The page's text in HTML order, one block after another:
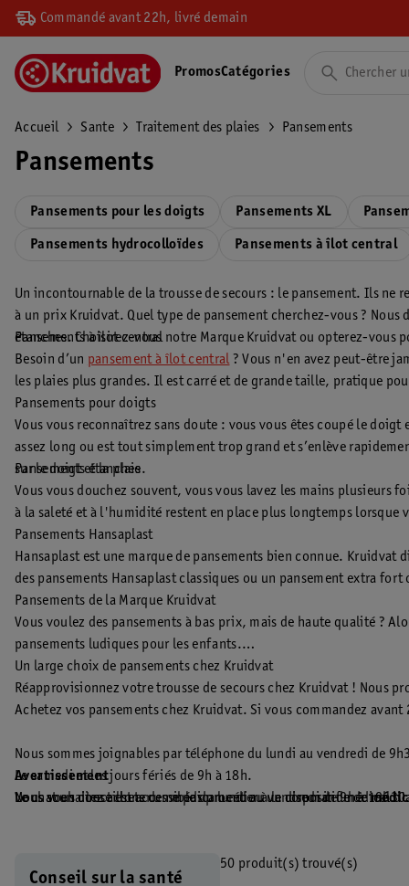
Commandé avant 22h, livré demain
PromosCatégories
Accueil Sante Traitement des plaies Pansements
Pansements
Pansements pour les doigts Pansements XL
Pansements hydrocolloïdes Pansements à îlot central
Un incontournable de la trousse de secours : le pansement. Ils ne
à un prix Kruidvat. Quel type de pansement cherchez-vous ?
étanches. Choisirez-vous notre Marque Kruidvat ou opterez-vous
Pansements à îlot central
Besoin d’un pansement à îlot central ? Vous n'en avez peut-être
les plaies plus grandes. Il est carré et de grande taille, pratique
Pansements pour doigts
Vous vous reconnaîtrez sans doute : vous vous êtes coupé le
assez long ou est tout simplement trop grand et s’enlève
sur le doigt et la plaie.
Pansements étanches
Vous vous douchez souvent, vous vous lavez les mains plusieurs
à la saleté et à l'humidité restent en place plus longtemps lorsque
Pansements Hansaplast
Hansaplast est une marque de pansements bien connue.
des pansements Hansaplast classiques ou un pansement extra
Pansements de la Marque Kruidvat
Vous voulez des pansements à bas prix, mais de haute qualité ?
pansements ludiques pour les enfants.
Un large choix de pansements chez Kruidvat
Réapprovisionnez votre trousse de secours chez Kruidvat ! Nous
Achetez vos pansements chez Kruidvat. Si vous commandez
Avertissement
Vous souhaitez acheter un médicament ou un dispositif médical
Nous sommes joignables par téléphone du lundi au vendredi de
Le samedi et les jours fériés de 9h à 18h.
Le chat en direct est accessible du lundi au vendredi de 9h à
Nous vous conseillons de ne pas procéder à la commande de
Conseil sur la santé
50 produit(s) trouvé(s)